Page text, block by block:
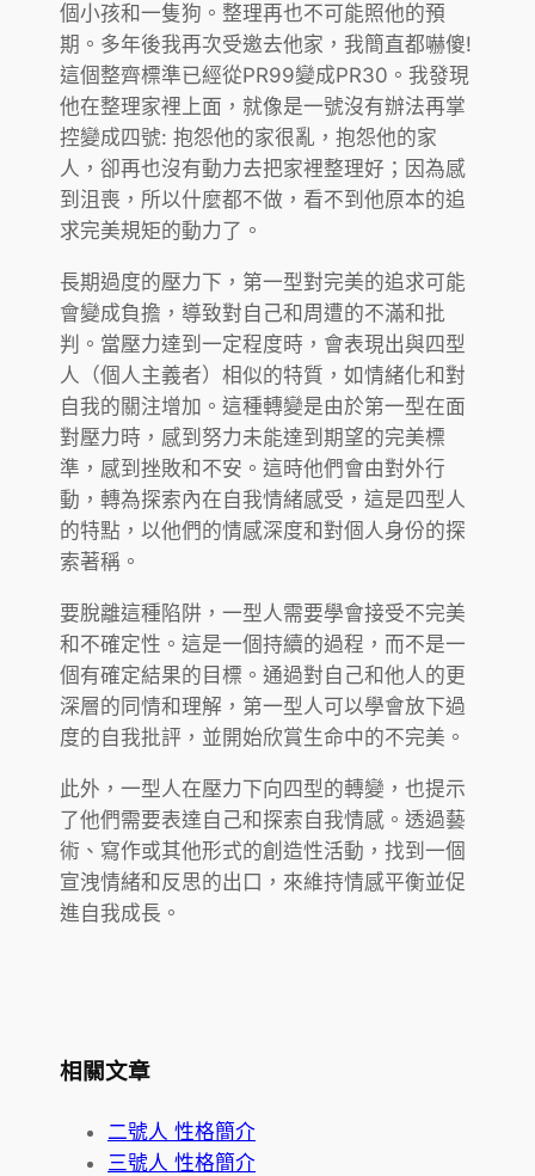
個小孩和一隻狗。整理再也不可能照他的預
期。多年後我再次受邀去他家，我簡直都嚇傻!
這個整齊標準已經從PR99變成PR30。我發現
他在整理家裡上面，就像是一號沒有辦法再掌
控變成四號: 抱怨他的家很亂，抱怨他的家
人，卻再也沒有動力去把家裡整理好；因為感
到沮喪，所以什麼都不做，看不到他原本的追
求完美規矩的動力了。
長期過度的壓力下，第一型對完美的追求可能
會變成負擔，導致對自己和周遭的不滿和批
判。當壓力達到一定程度時，會表現出與四型
人（個人主義者）相似的特質，如情緒化和對
自我的關注增加。這種轉變是由於第一型在面
對壓力時，感到努力未能達到期望的完美標
準，感到挫敗和不安。這時他們會由對外行
動，轉為探索內在自我情緒感受，這是四型人
的特點，以他們的情感深度和對個人身份的探
索著稱。
要脫離這種陷阱，一型人需要學會接受不完美
和不確定性。這是一個持續的過程，而不是一
個有確定結果的目標。通過對自己和他人的更
深層的同情和理解，第一型人可以學會放下過
度的自我批評，並開始欣賞生命中的不完美。
此外，一型人在壓力下向四型的轉變，也提示
了他們需要表達自己和探索自我情感。透過藝
術、寫作或其他形式的創造性活動，找到一個
宣洩情緒和反思的出口，來維持情感平衡並促
進自我成長。
相關文章
二號人 性格簡介
三號人 性格簡介